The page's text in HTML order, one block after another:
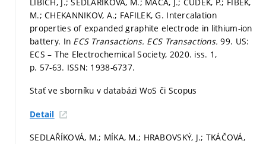
M.; CHEKANNIKOV, A.; FAFILEK, G. Intercalation
properties of expanded graphite electrode in lithium-ion
battery. In ECS Transactions. ECS Transactions.99. US:
ECS – The Electrochemical Society, 2020. iss. 1,
p. 57-63. ISSN: 1938-6737.
Stať ve sborníku v databázi WoS či Scopus
Detail
SEDLAŘÍKOVÁ, M.; MÍKA, M.; HRABOVSKÝ, J.; TKÁČOVÁ,